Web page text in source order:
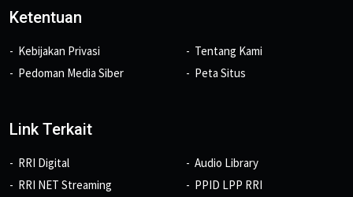
Ketentuan
Kebijakan Privasi
Pedoman Media Siber
Tentang Kami
Peta Situs
Link Terkait
RRI Digital
RRI NET Streaming
Audio Library
PPID LPP RRI